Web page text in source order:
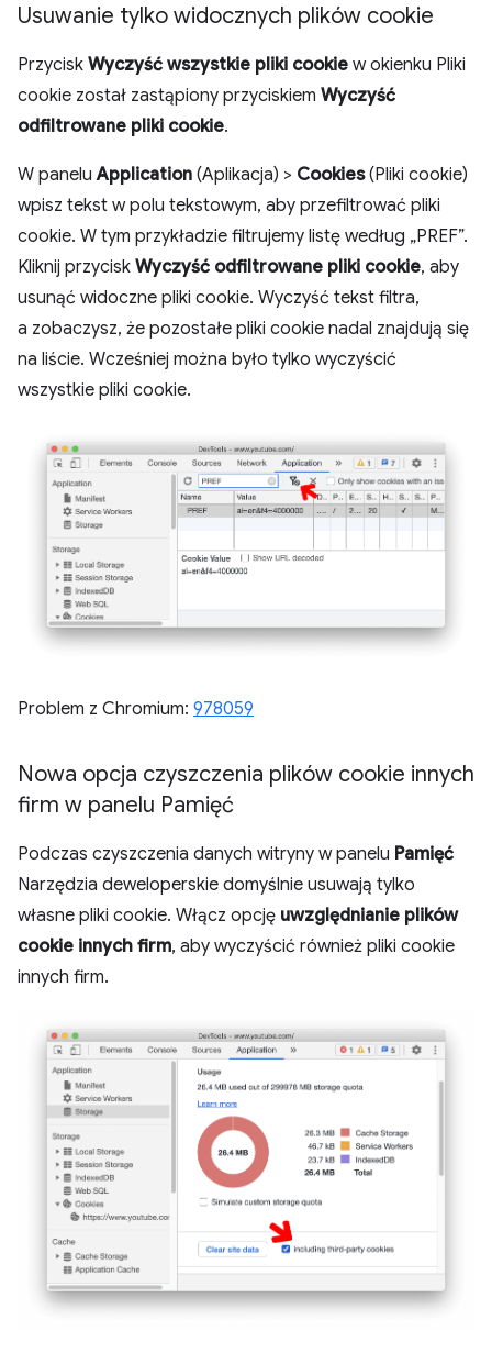
Usuwanie tylko widocznych plików cookie
Przycisk Wyczyść wszystkie pliki cookie w okienku Pliki
cookie został zastąpiony przyciskiem Wyczyść
odfiltrowane pliki cookie.
W paneluApplication (Aplikacja) > Cookies(Pliki cookie)
wpisz tekst w polu tekstowym, aby przefiltrować pliki
cookie. W tym przykładzie filtrujemy listę według „PREF”.
Kliknij przycisk Wyczyść odfiltrowane pliki cookie, aby
usunąć widoczne pliki cookie. Wyczyść tekst filtra,
a zobaczysz, że pozostałe pliki cookie nadal znajdują się
na liście. Wcześniej można było tylko wyczyścić
wszystkie pliki cookie.
Problem z Chromium: 978059
Nowa opcja czyszczenia plików cookie innych
firm w panelu Pamięć
Podczas czyszczenia danych witryny w panelu Pamięć
Narzędzia deweloperskie domyślnie usuwają tylko
własne pliki cookie. Włącz opcję uwzględnianie plików
cookie innych firm, aby wyczyścić również pliki cookie
innych firm.